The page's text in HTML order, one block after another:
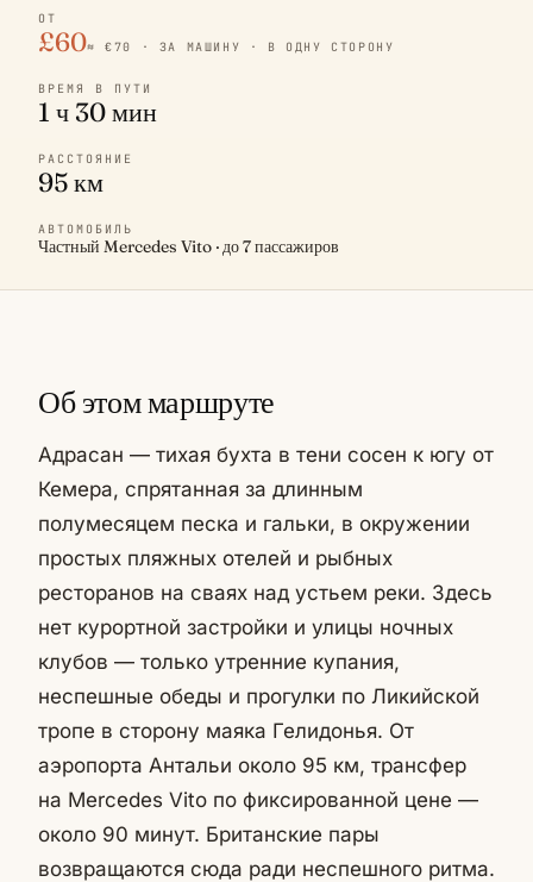
ОТ
£60≈ €70 · ЗА МАШИНУ · В ОДНУ СТОРОНУ
ВРЕМЯ В ПУТИ
1 ч 30 мин
РАССТОЯНИЕ
95 км
АВТОМОБИЛЬ
Частный Mercedes Vito · до 7 пассажиров
Об этом маршруте
Адрасан — тихая бухта в тени сосен к югу от
Кемера, спрятанная за длинным
полумесяцем песка и гальки, в окружении
простых пляжных отелей и рыбных
ресторанов на сваях над устьем реки. Здесь
нет курортной застройки и улицы ночных
клубов — только утренние купания,
неспешные обеды и прогулки по Ликийской
тропе в сторону маяка Гелидонья. От
аэропорта Антальи около 95 км, трансфер
на Mercedes Vito по фиксированной цене —
около 90 минут. Британские пары
возвращаются сюда ради неспешного ритма.